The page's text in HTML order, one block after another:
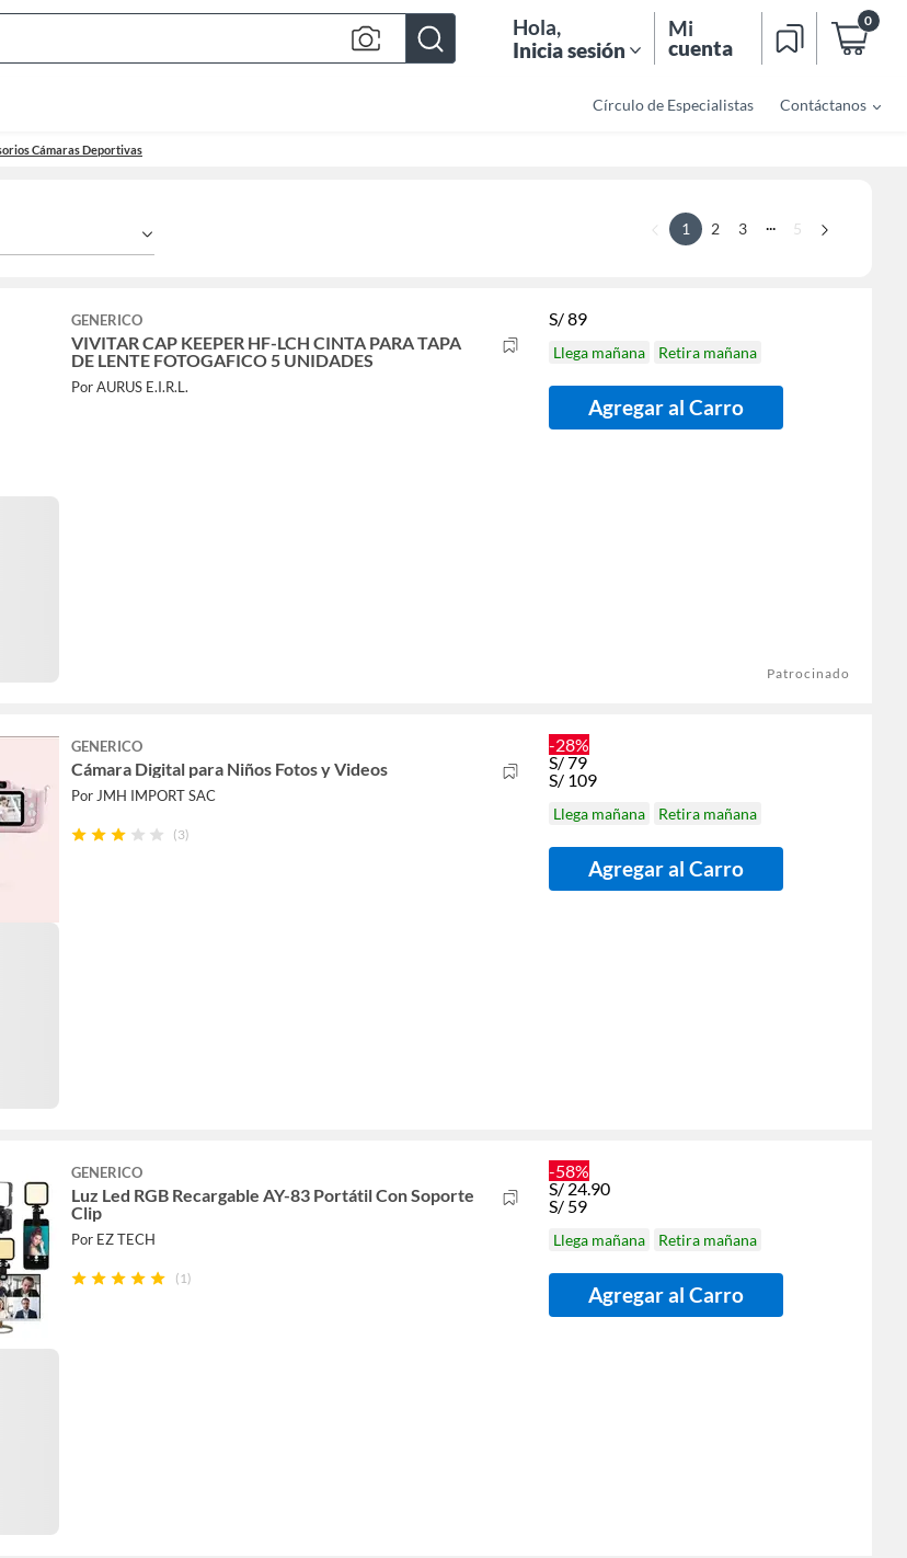
Bar
Hola,
Inicia sesión
Mi
cuenta
0
Círculo de Especialistas Contáctanos
Cámaras Deportivas
1 2 3 ... 5
GENERICO
VIVITAR CAP KEEPER HF-LCH CINTA PARA TAPA
DE LENTE FOTOGAFICO 5 UNIDADES
Por AURUS E.I.R.L.
S/89
Llega mañana Retira mañana
Agregar al Carro
Patrocinado
GENERICO
Cámara Digital para Niños Fotos y Videos
Por JMH IMPORT SAC
(3)
-28%
S/79
S/ 109
Llega mañana Retira mañana
Agregar al Carro
GENERICO
Luz Led RGB Recargable AY-83 Portátil Con Soporte
Clip
Por EZ TECH
(1)
-58%
S/24.90
S/ 59
Llega mañana Retira mañana
Agregar al Carro